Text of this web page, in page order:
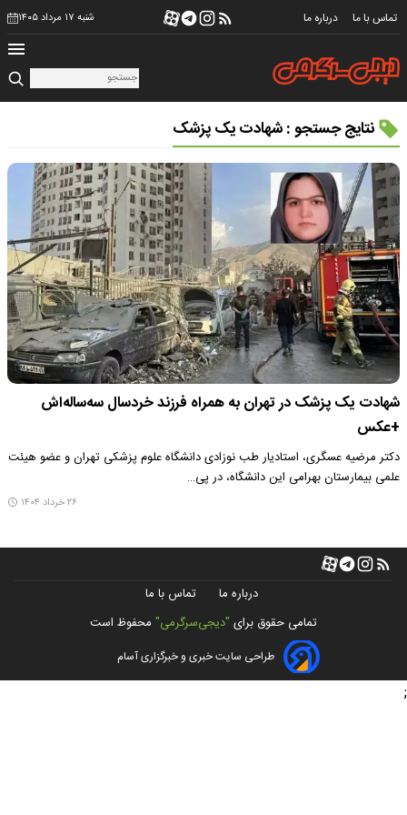
تماس با ما درباره ما شنبه ۱۷ مرداد ۱۴۰۵
نتایج جستجو : شهادت یک پزشک
شهادت یک پزشک در تهران به همراه فرزند خردسال سه‌ساله‌اش
+عکس
دکتر مرضیه عسگری، استادیار طب نوزادی دانشگاه علوم پزشکی تهران و عضو هیئت
علمی بیمارستان بهرامی این دانشگاه، در پی…
۲۶ خرداد ۱۴۰۴
درباره ما
تماس با ما
تمامی حقوق برای "دیجی‌سرگرمی" محفوظ است
طراحی سایت خبری و خبرگزاری آسام
;